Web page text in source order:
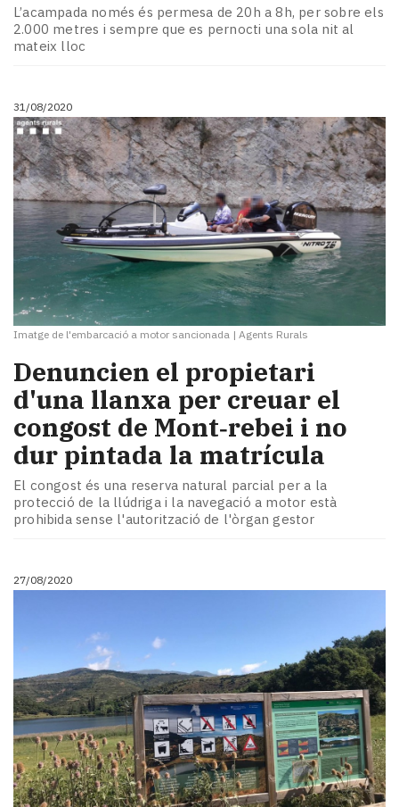
L’acampada només és permesa de 20h a 8h, per sobre els
2.000 metres i sempre que es pernocti una sola nit al
mateix lloc
31/08/2020
Imatge de l'embarcació a motor sancionada | Agents Rurals
Denuncien el propietari
d'una llanxa per creuar el
congost de Mont‑rebei i no
dur pintada la matrícula
El congost és una reserva natural parcial per a la
protecció de la llúdriga i la navegació a motor està
prohibida sense l'autorització de l'òrgan gestor
27/08/2020